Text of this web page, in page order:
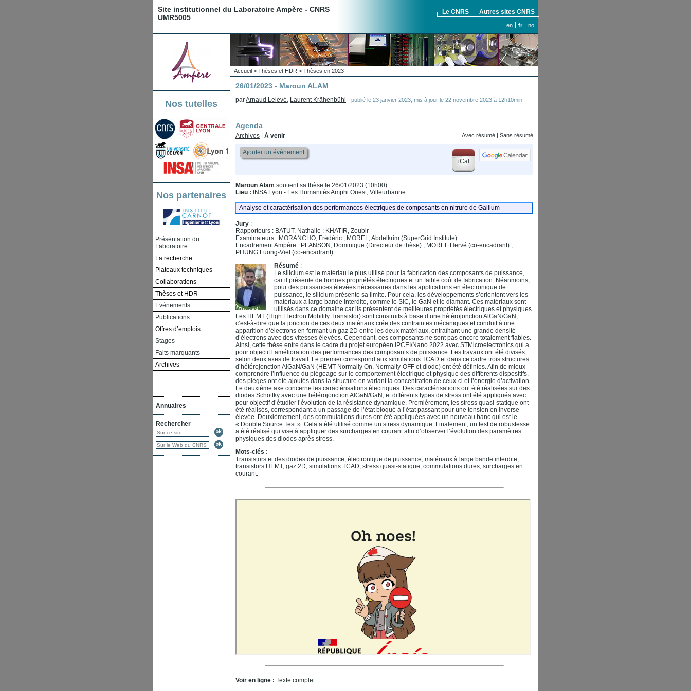
Site institutionnel du Laboratoire Ampère - CNRS
UMR5005
Le CNRS Autres sites CNRS
en fr no
Nos tutelles
Nos partenaires
Présentation du
Laboratoire
La recherche
Plateaux techniques
Collaborations
Thèses et HDR
Evénements
Publications
Offres d’emplois
Stages
Faits marquants
Archives
Annuaires
Rechercher
Accueil > Thèses et HDR > Thèses en 2023
26/01/2023 - Maroun ALAM
parArnaud Lelevé, Laurent Krähenbühl - publié le 23 janvier 2023 mis à jour le 22 novembre 2023 à 12h10min
Agenda
Avec résumé | Sans résumé
Archives À venir
Ajouter un événement
iCal
Maroun Alam soutient sa thèse le 26/01/2023 (10h00)
Lieu : INSA Lyon - Les Humanités Amphi Ouest, Villeurbanne
Analyse et caractérisation des performances électriques de composants en nitrure de Gallium
Jury :
Rapporteurs : BATUT, Nathalie ; KHATIR, Zoubir
Examinateurs : MORANCHO, Frédéric ; MOREL, Abdelkrim (SuperGrid Institute)
Encadrement Ampère : PLANSON, Dominique (Directeur de thèse) ; MOREL Hervé (co-encadrant) ;
PHUNG Luong-Viet (co-encadrant)
Résumé :
Le silicium est le matériau le plus utilisé pour la fabrication des composants de puissance,
car il présente de bonnes propriétés électriques et un faible coût de fabrication. Néanmoins,
pour des puissances élevées nécessaires dans les applications en électronique de
puissance, le silicium présente sa limite. Pour cela, les développements s’orientent vers les
matériaux à large bande interdite, comme le SiC, le GaN et le diamant. Ces matériaux sont
utilisés dans ce domaine car ils présentent de meilleures propriétés électriques et physiques.
Les HEMT (High Electron Mobility Transistor) sont construits à base d’une hétérojonction AlGaN/GaN,
c’est-à-dire que la jonction de ces deux matériaux crée des contraintes mécaniques et conduit à une
apparition d’électrons en formant un gaz 2D entre les deux matériaux, entraînant une grande densité
d’électrons avec des vitesses élevées. Cependant, ces composants ne sont pas encore totalement fiables.
Ainsi, cette thèse entre dans le cadre du projet européen IPCEI/Nano 2022 avec STMicroelectronics qui a
pour objectif l’amélioration des performances des composants de puissance. Les travaux ont été divisés
selon deux axes de travail. Le premier correspond aux simulations TCAD et dans ce cadre trois structures
d’hétérojonction AlGaN/GaN (HEMT Normally On, Normally-OFF et diode) ont été définies. Afin de mieux
comprendre l’influence du piégeage sur le comportement électrique et physique des différents dispositifs,
des pièges ont été ajoutés dans la structure en variant la concentration de ceux-ci et l’énergie d’activation.
Le deuxième axe concerne les caractérisations électriques. Des caractérisations ont été réalisées sur des
diodes Schottky avec une hétérojonction AlGaN/GaN, et différents types de stress ont été appliqués avec
pour objectif d’étudier l’évolution de la résistance dynamique. Premièrement, les stress quasi-statique ont
été réalisés, correspondant à un passage de l’état bloqué à l’état passant pour une tension en inverse
élevée. Deuxièmement, des commutations dures ont été appliquées avec un nouveau banc qui est le
« Double Source Test ». Cela a été utilisé comme un stress dynamique. Finalement, un test de robustesse
a été réalisé qui vise à appliquer des surcharges en courant afin d’observer l’évolution des paramètres
physiques des diodes après stress.
Mots-clés :
Transistors et des diodes de puissance, électronique de puissance, matériaux à large bande interdite,
transistors HEMT, gaz 2D, simulations TCAD, stress quasi-statique, commutations dures, surcharges en
courant.
Voir en ligne : Texte complet